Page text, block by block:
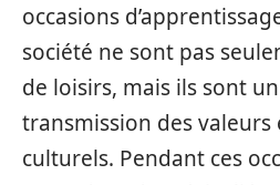
occasions
société ne sont pas
de loisirs, mais ils sont
transmission des valeurs
culturels. Pendant ces